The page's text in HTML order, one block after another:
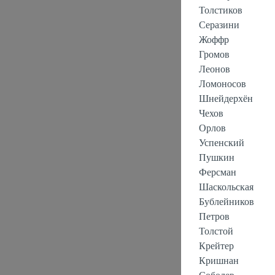
Толстиков
Серазини
Жоффр
Громов
Леонов
Ломоносов
Шнейдерхён
Чехов
Орлов
Успенский
Пушкин
Ферсман
Шаскольская
Бублейников
Петров
Толстой
Крейтер
Кришнан